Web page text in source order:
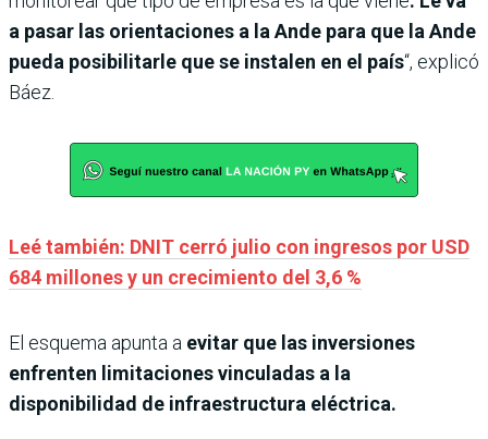
a pasar las orientaciones a la Ande para que la Ande
pueda posibilitarle que se instalen en el país“, explicó
Báez.
Leé también: DNIT cerró julio con ingresos por USD
684 millones y un crecimiento del 3,6 %
El esquema apunta a evitar que las inversiones
enfrenten limitaciones vinculadas a la
disponibilidad de infraestructura eléctrica.